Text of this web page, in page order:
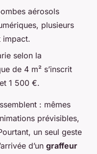
aérosols
plusieurs
impact.
selon la
de 4 m² s’inscrit
1 500 €.
: mêmes
prévisibles,
un seul geste
d’un graffeur